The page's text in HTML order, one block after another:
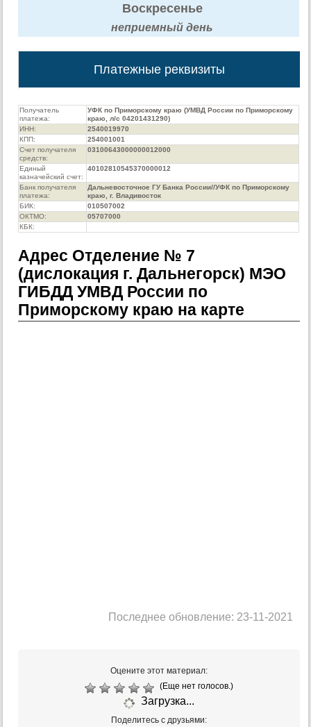
Воскресенье
неприемный день
Платежные реквизиты
Получатель
платежа:
УФК по Приморскому краю (УМВД России по Приморскому
краю, л/с 04201431290)
ИНН:
2540019970
КПП:
254001001
Счет получателя
средств:
03100643000000012000
Единый
казначейский счет:
40102810545370000012
Банк получателя
платежа:
Дальневосточное ГУ Банка России//УФК по Приморскому
краю, г. Владивосток
БИК:
010507002
ОКТМО:
05707000
КБК:
Адрес Отделение № 7
(дислокация г. Дальнегорск) МЭО
ГИБДД УМВД России по
Приморскому краю на карте
Последнее обновление: 23-11-2021
Оцените этот материал:
(Еще нет голосов.)
Загрузка...
Поделитесь с друзьями: